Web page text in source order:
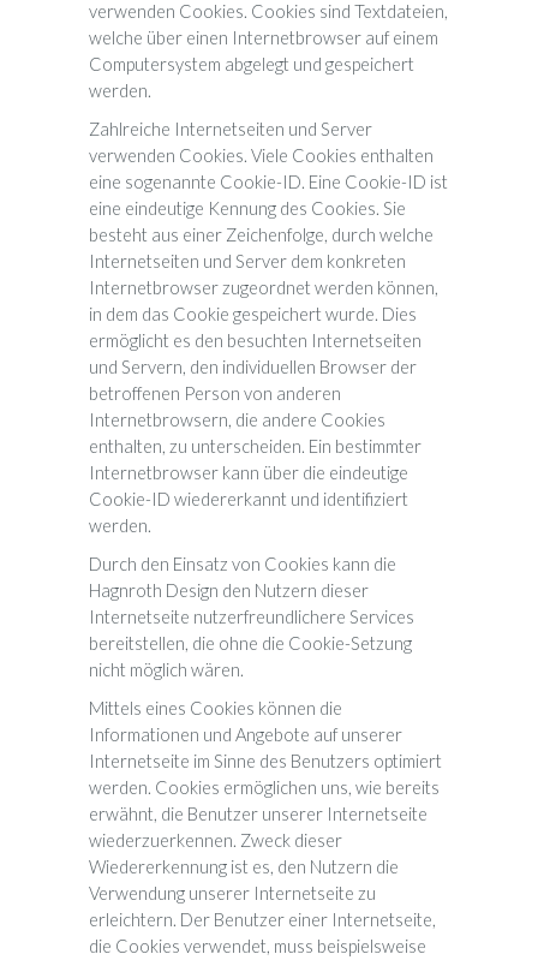
verwenden Cookies. Cookies sind Textdateien,
welche über einen Internetbrowser auf einem
Computersystem abgelegt und gespeichert
werden.
Zahlreiche Internetseiten und Server
verwenden Cookies. Viele Cookies enthalten
eine sogenannte Cookie-ID. Eine Cookie-ID ist
eine eindeutige Kennung des Cookies. Sie
besteht aus einer Zeichenfolge, durch welche
Internetseiten und Server dem konkreten
Internetbrowser zugeordnet werden können,
in dem das Cookie gespeichert wurde. Dies
ermöglicht es den besuchten Internetseiten
und Servern, den individuellen Browser der
betroffenen Person von anderen
Internetbrowsern, die andere Cookies
enthalten, zu unterscheiden. Ein bestimmter
Internetbrowser kann über die eindeutige
Cookie-ID wiedererkannt und identifiziert
werden.
Durch den Einsatz von Cookies kann die
Hagnroth Design den Nutzern dieser
Internetseite nutzerfreundlichere Services
bereitstellen, die ohne die Cookie-Setzung
nicht möglich wären.
Mittels eines Cookies können die
Informationen und Angebote auf unserer
Internetseite im Sinne des Benutzers optimiert
werden. Cookies ermöglichen uns, wie bereits
erwähnt, die Benutzer unserer Internetseite
wiederzuerkennen. Zweck dieser
Wiedererkennung ist es, den Nutzern die
Verwendung unserer Internetseite zu
erleichtern. Der Benutzer einer Internetseite,
die Cookies verwendet, muss beispielsweise